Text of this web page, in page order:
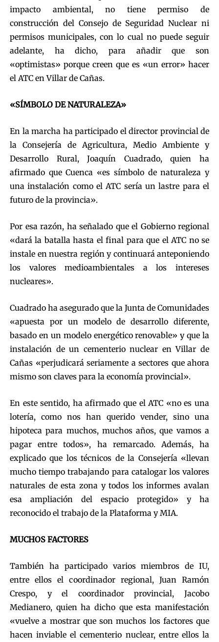
impacto ambiental, no tiene permiso de
construcción del Consejo de Seguridad Nuclear ni
permisos municipales, con lo cual no puede seguir
adelante, ha dicho, para añadir que son
«optimistas» porque creen que es «un error» hacer
el ATC en Villar de Cañas.
«SÍMBOLO DE NATURALEZA»
En la marcha ha participado el director provincial de
la Consejería de Agricultura, Medio Ambiente y
Desarrollo Rural, Joaquín Cuadrado, quien ha
afirmado que Cuenca «es símbolo de naturaleza y
una instalación como el ATC sería un lastre para el
futuro de la provincia».
Por esa razón, ha señalado que el Gobierno regional
«dará la batalla hasta el final para que el ATC no se
instale en nuestra región y continuará anteponiendo
los valores medioambientales a los intereses
nucleares».
Cuadrado ha asegurado que la Junta de Comunidades
«apuesta por un modelo de desarrollo diferente,
basado en un modelo energético renovable» y que la
instalación de un cementerio nuclear en Villar de
Cañas «perjudicará seriamente a sectores que ahora
mismo son claves para la economía provincial».
En este sentido, ha afirmado que el ATC «no es una
lotería, como nos han querido vender, sino una
hipoteca para muchos, muchos años, que vamos a
pagar entre todos», ha remarcado. Además, ha
explicado que los técnicos de la Consejería «llevan
mucho tiempo trabajando para catalogar los valores
naturales de esta zona y todos los informes avalan
esa ampliación del espacio protegido» y ha
reconocido el trabajo de la Plataforma y MIA.
MUCHOS FACTORES
También ha participado varios miembros de IU,
entre ellos el coordinador regional, Juan Ramón
Crespo, y el coordinador provincial, Jacobo
Medianero, quien ha dicho que esta manifestación
«vuelve a mostrar que son muchos los factores que
hacen inviable el cementerio nuclear, entre ellos la